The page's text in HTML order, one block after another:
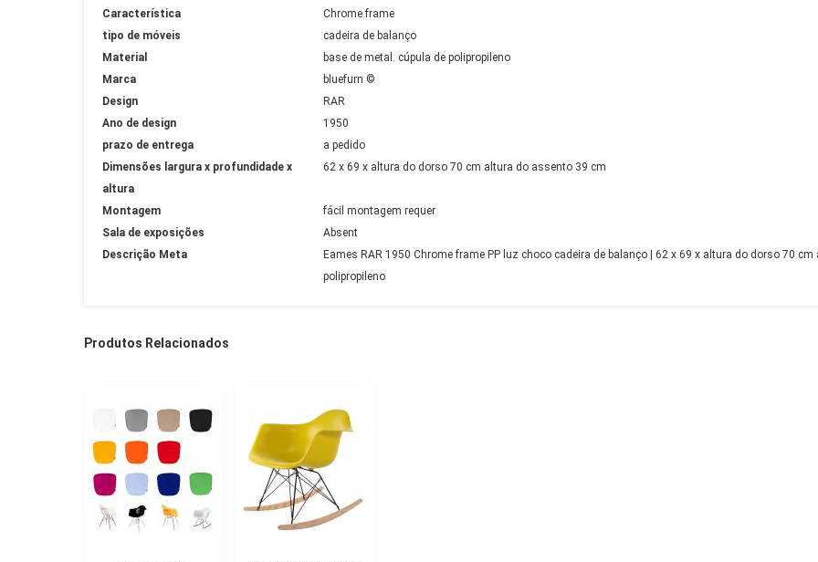
Característica
Chrome frame
tipo de móveis
cadeira de balanço
Material
base de metal. cúpula de polipropileno
Marca
bluefurn ©
Design
RAR
Ano de design
1950
prazo de entrega
a pedido
Dimensões largura x profundidade x
altura
62 x 69 x altura do dorso 70 cm altura do assento 39 cm
Montagem
fácil montagem requer
Sala de exposições
Absent
Descrição Meta
Eames RAR 1950 Chrome frame PP luz choco cadeira de balanço | 62 x 69 x altura do dorso 70
polipropileno
Produtos Relacionados